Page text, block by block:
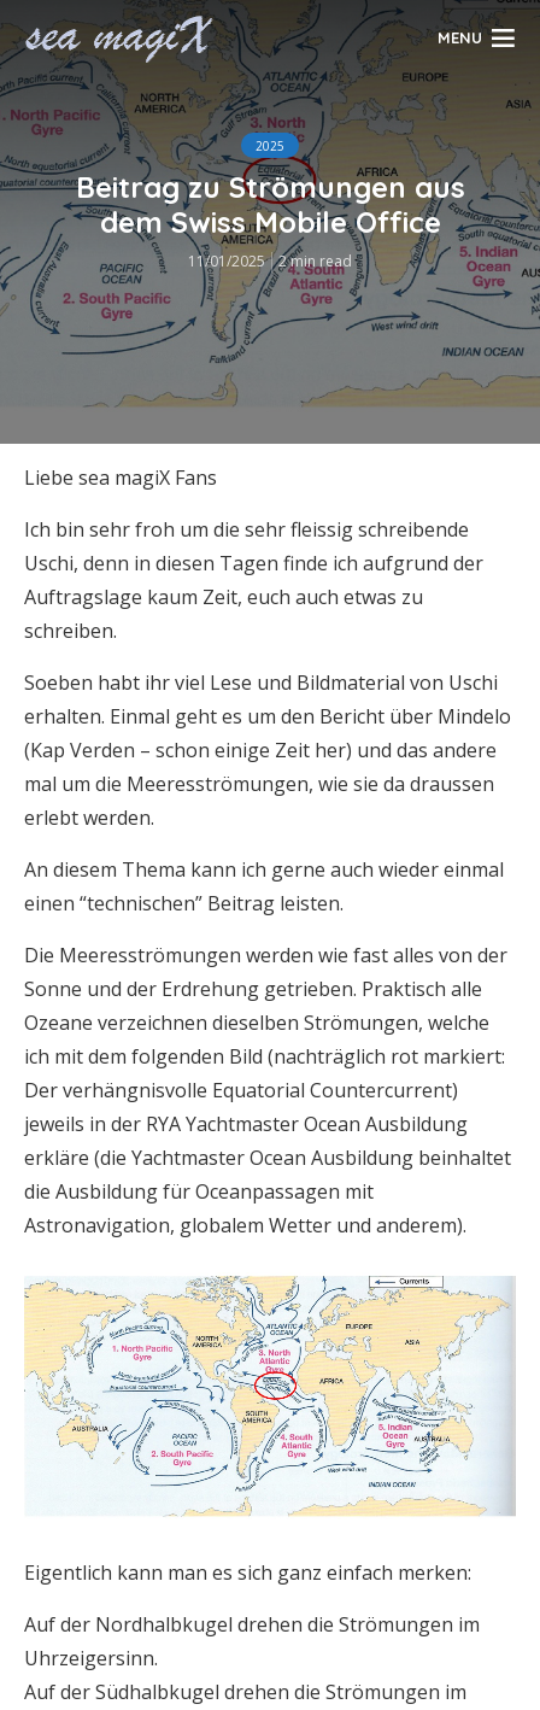
MENU
2025
Beitrag zu Strömungen aus
dem Swiss Mobile Office
11/01/2025 2 min read
Liebe sea magiX Fans
Ich bin sehr froh um die sehr fleissig schreibende
Uschi, denn in diesen Tagen finde ich aufgrund der
Auftragslage kaum Zeit, euch auch etwas zu
schreiben.
Soeben habt ihr viel Lese und Bildmaterial von Uschi
erhalten. Einmal geht es um den Bericht über Mindelo
(Kap Verden – schon einige Zeit her) und das andere
mal um die Meeresströmungen, wie sie da draussen
erlebt werden.
An diesem Thema kann ich gerne auch wieder einmal
einen “technischen” Beitrag leisten.
Die Meeresströmungen werden wie fast alles von der
Sonne und der Erdrehung getrieben. Praktisch alle
Ozeane verzeichnen dieselben Strömungen, welche
ich mit dem folgenden Bild (nachträglich rot markiert:
Der verhängnisvolle Equatorial Countercurrent)
jeweils in der RYA Yachtmaster Ocean Ausbildung
erkläre (die Yachtmaster Ocean Ausbildung beinhaltet
die Ausbildung für Oceanpassagen mit
Astronavigation, globalem Wetter und anderem).
Eigentlich kann man es sich ganz einfach merken:
Auf der Nordhalbkugel drehen die Strömungen im
Uhrzeigersinn.
Auf der Südhalbkugel drehen die Strömungen im